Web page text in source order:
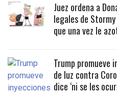
Juez ordena a
legales de
que una vez le
Trump promueve
de luz contra
dice ‘ni se les